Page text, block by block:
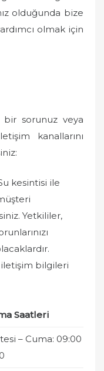
olduğunda bize
olmak için
sorunuz veya
kanallarını
kesintisi ile
Yetkililer,
bilgileri
Saatleri
– Cuma: 09:00